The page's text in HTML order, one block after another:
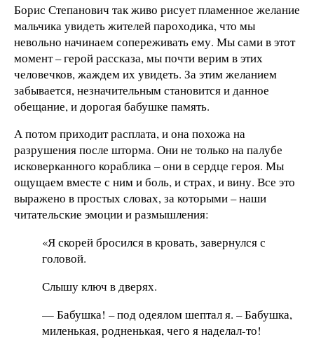
Борис Степанович так живо рисует пламенное желание
мальчика увидеть жителей пароходика, что мы
невольно начинаем сопереживать ему. Мы сами в этот
момент – герой рассказа, мы почти верим в этих
человечков, жаждем их увидеть. За этим желанием
забывается, незначительным становится и данное
обещание, и дорогая бабушке память.
А потом приходит расплата, и она похожа на
разрушения после шторма. Они не только на палубе
исковерканного кораблика – они в сердце героя. Мы
ощущаем вместе с ним и боль, и страх, и вину. Все это
выражено в простых словах, за которыми – наши
читательские эмоции и размышления:
«Я скорей бросился в кровать, завернулся с
головой.
Слышу ключ в дверях.
— Бабушка! – под одеялом шептал я. – Бабушка,
миленькая, родненькая, чего я наделал-то!